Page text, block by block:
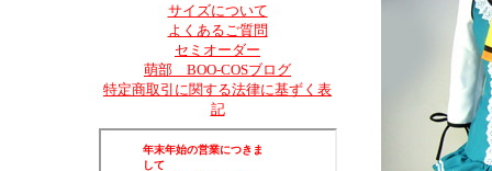
サイズについて
よくあるご質問
セミオーダー
萌部 BOO-COSブログ
特定商取引に関する法律に基ずく表
記